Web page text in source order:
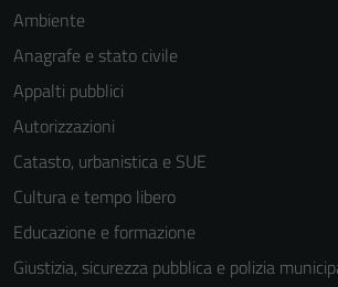
Ambiente
Anagrafe e stato civile
Appalti pubblici
Autorizzazioni
Catasto, urbanistica e SUE
Cultura e tempo libero
Educazione e formazione
Giustizia, sicurezza pubblica e polizia